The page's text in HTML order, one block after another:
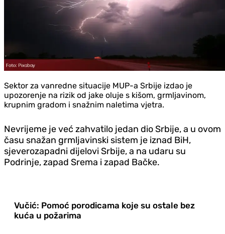
Sektor za vanredne situacije MUP-a Srbije izdao je
upozorenje na rizik od jake oluje s kišom, grmljavinom,
krupnim gradom i snažnim naletima vjetra.
Nevrijeme je već zahvatilo jedan dio Srbije, a u ovom
času snažan grmljavinski sistem je iznad BiH,
sjeverozapadni dijelovi Srbije, a na udaru su
Podrinje, zapad Srema i zapad Bačke.
Vučić: Pomoć porodicama koje su ostale bez
kuća u požarima